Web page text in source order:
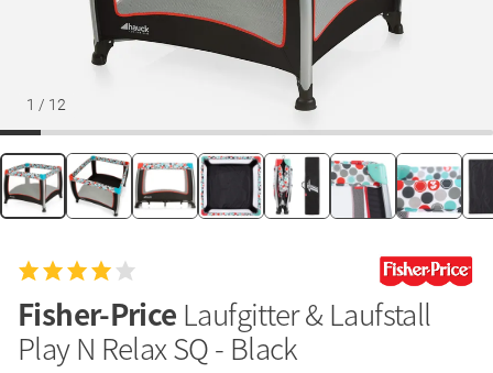
1 / 12
Fisher-Price Laufgitter & Laufstall
Play N Relax SQ - Black